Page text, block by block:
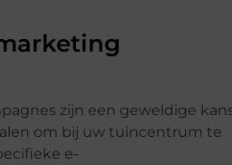
zijn een geweldige
om bij uw tuincentrum te
e-